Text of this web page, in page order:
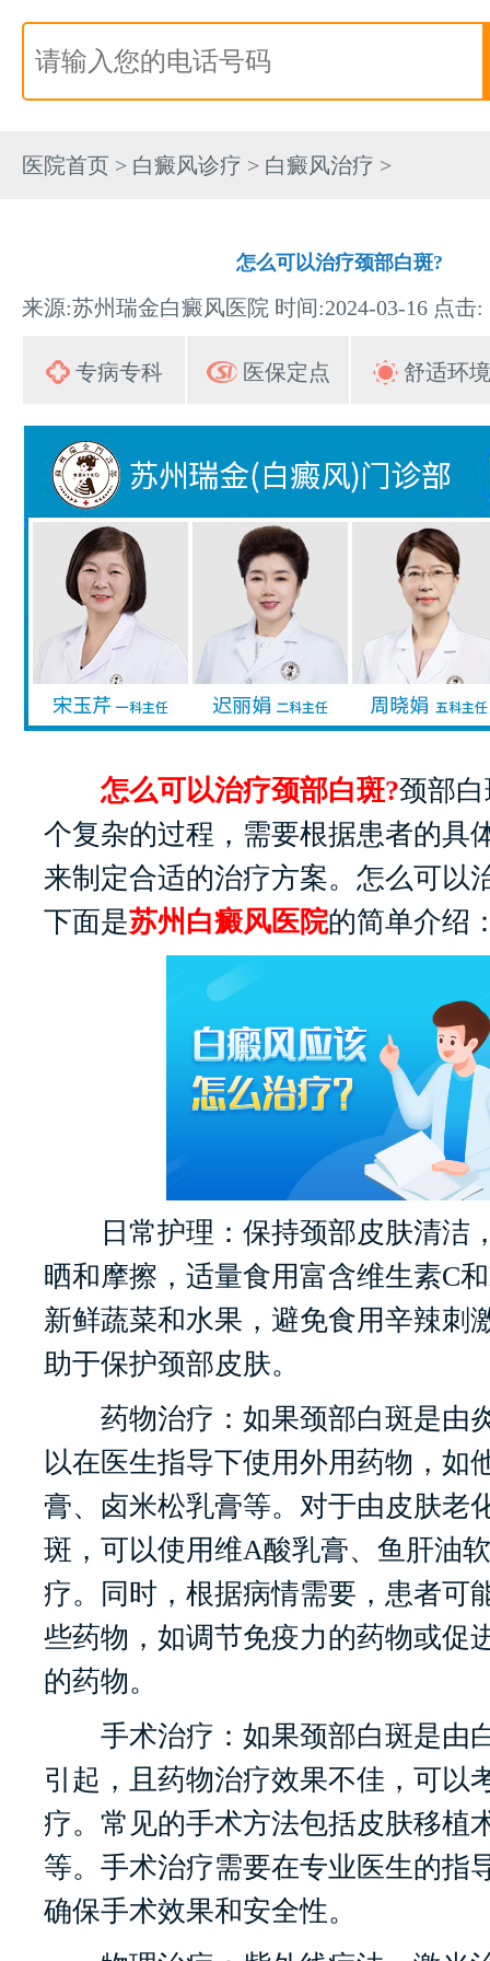
医院首页 > 白癜风诊疗 > 白癜风治疗 >
怎么可以治疗颈部白斑?
来源:苏州瑞金白癜风医院 时间:2024-03-16 点击:
专病专科 医保定点 舒适环境
怎么可以治疗颈部白斑?颈部
个复杂的过程，需要根据患者的具
来制定合适的治疗方案。怎么可以
下面是苏州白癜风医院的简单介绍
日常护理：保持颈部皮肤清洁
晒和摩擦，适量食用富含维生素C
新鲜蔬菜和水果，避免食用辛辣刺
助于保护颈部皮肤。
药物治疗：如果颈部白斑是由
以在医生指导下使用外用药物，如
膏、卤米松乳膏等。对于由皮肤老
斑，可以使用维A酸乳膏、鱼肝油
疗。同时，根据病情需要，患者可
些药物，如调节免疫力的药物或促
的药物。
手术治疗：如果颈部白斑是由
引起，且药物治疗效果不佳，可以
疗。常见的手术方法包括皮肤移植
等。手术治疗需要在专业医生的指
确保手术效果和安全性。